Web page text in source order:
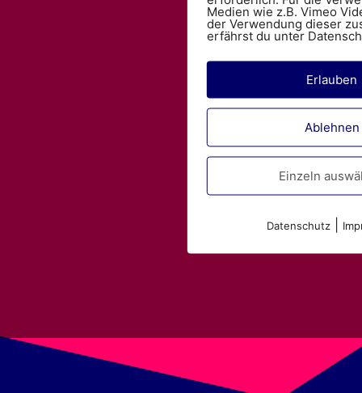
Medien wie z.B. Vimeo
der Verwendung dieser
erfährst du unter
Erlauben
Ablehnen
Einzeln
Datenschutz|